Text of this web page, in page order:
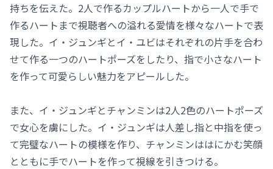
持ちを伝えた。2人で作るカップルハートから一人で手で
作るハートまで視聴者への溢れる愛情を様々なハートで表
現した。イ・ジュンギとイ・ユビはそれぞれの片手を合わ
せて作る一つのハートポーズをしたり、指で小さなハート
を作って可愛らしい魅力をアピールした。
また、イ・ジュンギとチャンミンは2人2色のハートポーズ
で女心を虜にした。イ・ジュンギは人差し指と中指を使っ
て完璧なハートの模様を作り、チャンミンははにかむ笑顔
とともに手でハートを作って視線を引きつける。